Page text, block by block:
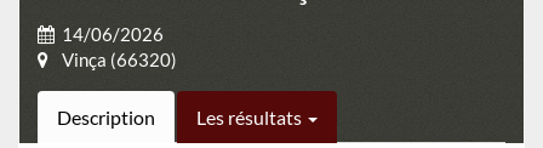
14/06/2026
Vinça (66320)
Description Les résultats